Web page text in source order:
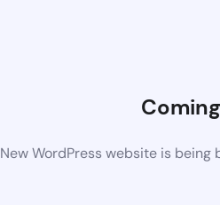
New WordPress website is